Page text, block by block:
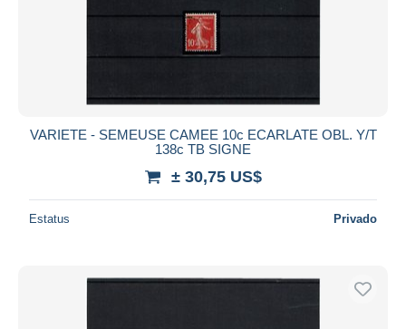
VARIETE - SEMEUSE CAMEE 10c ECARLATE OBL. Y/T
138c TB SIGNE
± 30,75 US$
Estatus Privado